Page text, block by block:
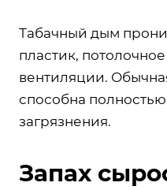
Табачный дым
пластик,
вентиляции.
способна полностью
загрязнения.
Запах